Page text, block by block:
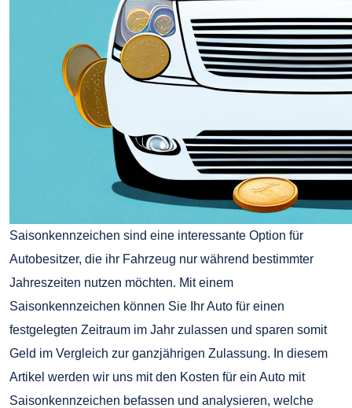
Saisonkennzeichen sind eine interessante Option für
Autobesitzer, die ihr Fahrzeug nur während bestimmter
Jahreszeiten nutzen möchten. Mit einem
Saisonkennzeichen können Sie Ihr Auto für einen
festgelegten Zeitraum im Jahr zulassen und sparen somit
Geld im Vergleich zur ganzjährigen Zulassung. In diesem
Artikel werden wir uns mit den Kosten für ein Auto mit
Saisonkennzeichen befassen und analysieren, welche